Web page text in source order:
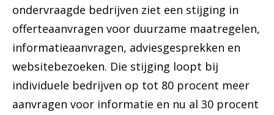
ondervraagde bedrijven ziet een stijging in
offerteaanvragen voor duurzame maatregelen,
informatieaanvragen, adviesgesprekken en
websitebezoeken. Die stijging loopt bij
individuele bedrijven op tot 80 procent meer
aanvragen voor informatie en nu al 30 procent